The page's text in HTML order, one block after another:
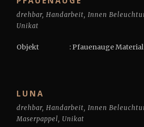
drehbar, Handarbeit, Innen
Unikat
Objekt : Pfauenauge
LUNA
drehbar, Handarbeit, Innen
Maserpappel, Unikat